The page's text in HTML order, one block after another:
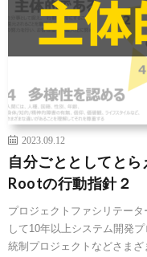
2023.09.12
自分ごととしてと
Rootの行動指針２
プロジェクトファシリテー
して10年以上システム開発
統制プロジェクトなどさま